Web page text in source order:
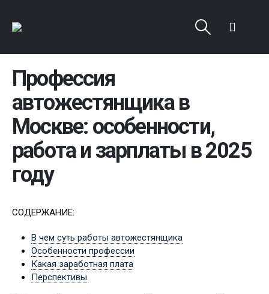
Профессия
автожестянщика в
Москве: особенности,
работа и зарплаты в 2025
году
СОДЕРЖАНИЕ:
В чем суть работы автожестянщика
Особенности профессии
Какая заработная плата
Перспективы